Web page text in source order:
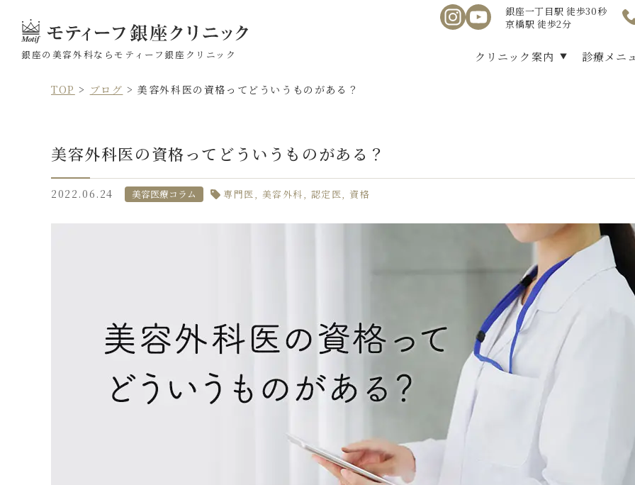
銀座の美容外科なら モティーフ銀座クリニック
銀座一丁目駅 徒歩30秒
京橋駅 徒歩2分
クリニック案内 診療メニ
TOP > ブログ >美容外科医の資格ってどういうものがある？
美容外科医の資格ってどういうものがある？
2022.06.24 美容医療コラム 専門医 美容外科 認定医 資格